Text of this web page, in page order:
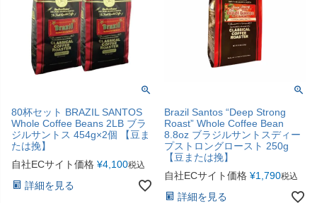
80杯セット BRAZIL SANTOS
Whole Coffee Beans 2LB ブラ
ジルサントス 454g×2個 【豆ま
たは挽】
自社ECサイト価格 ¥4,100税込
詳細を見る
Brazil Santos “Deep Strong
Roast” Whole Coffee Bean
8.8oz ブラジルサントスディー
プストロングロースト 250g
【豆または挽】
自社ECサイト価格 ¥1,790税込
詳細を見る